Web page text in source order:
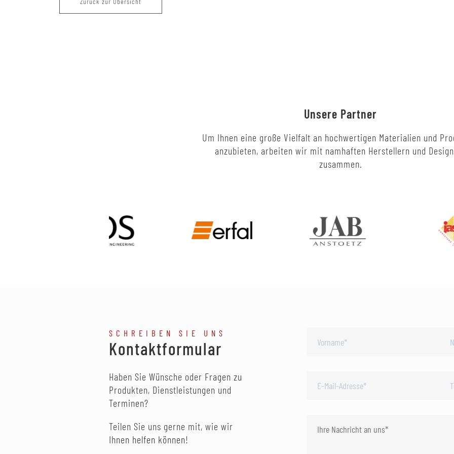
Unsere Partner
Um Ihnen eine große Vielfalt an hochwertigen Materialien und
anzubieten, arbeiten wir mit namhaften Herstellern und
zusammen.
SCHREIBEN SIE UNS
Kontaktformular
Haben Sie Wünsche oder Fragen zu
Produkten, Dienstleistungen und
Terminen?
Teilen Sie uns gerne mit, wie wir
Ihnen helfen können!